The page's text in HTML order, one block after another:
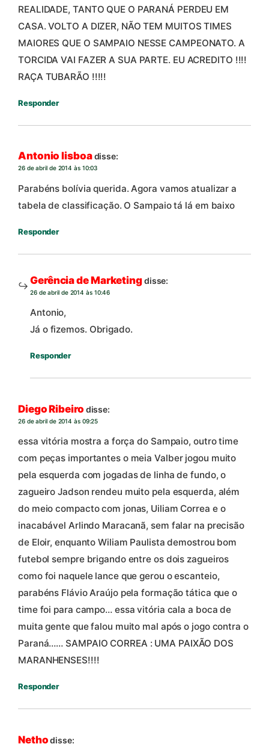
REALIDADE, TANTO QUE O PARANÁ PERDEU EM
CASA. VOLTO A DIZER, NÃO TEM MUITOS TIMES
MAIORES QUE O SAMPAIO NESSE CAMPEONATO. A
TORCIDA VAI FAZER A SUA PARTE. EU ACREDITO !!!!
RAÇA TUBARÃO !!!!!
Responder
Antonio lisboadisse:
26 de abril de 2014 às 10:03
Parabéns bolívia querida. Agora vamos atualizar a
tabela de classificação. O Sampaio tá lá em baixo
Responder
Gerência de Marketingdisse:
26 de abril de 2014 às 10:46
Antonio,
Já o fizemos. Obrigado.
Responder
Diego Ribeiro disse:
26 de abril de 2014 às 09:25
essa vitória mostra a força do Sampaio, outro time
com peças importantes o meia Valber jogou muito
pela esquerda com jogadas de linha de fundo, o
zagueiro Jadson rendeu muito pela esquerda, além
do meio compacto com jonas, Uiliam Correa e o
inacabável Arlindo Maracanã, sem falar na precisão
de Eloir, enquanto Wiliam Paulista demostrou bom
futebol sempre brigando entre os dois zagueiros
como foi naquele lance que gerou o escanteio,
parabéns Flávio Araújo pela formação tática que o
time foi para campo… essa vitória cala a boca de
muita gente que falou muito mal após o jogo contra o
Paraná…… SAMPAIO CORREA : UMA PAIXÃO DOS
MARANHENSES!!!!
Responder
Netho disse: